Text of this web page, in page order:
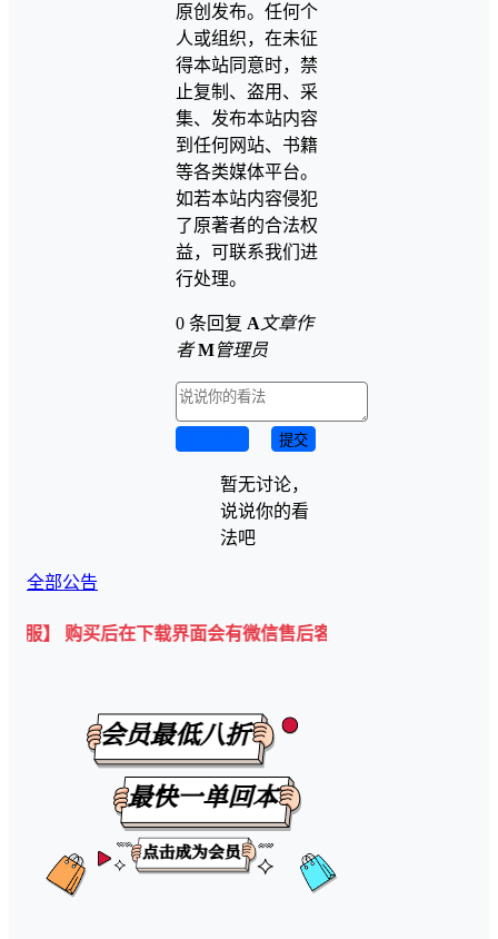
原创发布。任何个
人或组织，在未征
得本站同意时，禁
止复制、盗用、采
集、发布本站内容
到任何网站、书籍
等各类媒体平台。
如若本站内容侵犯
了原著者的合法权
益，可联系我们进
行处理。
0 条回复 A 文章作
者 M管理员
提交
暂无讨论，
说说你的看
法吧
全部公告
在下载界面会有微信售后客服二维码💡